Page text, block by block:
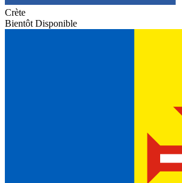
Crète
Bientôt Disponible